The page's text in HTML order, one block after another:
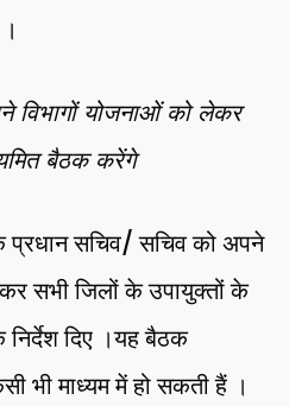
विभागों योजनाओं को लेकर
बैठक करेंगे
प्रधान सचिव/ सचिव को अपने
सभी जिलों के उपायुक्तों के
दिए ।यह बैठक
भी माध्यम में हो सकती हैं ।